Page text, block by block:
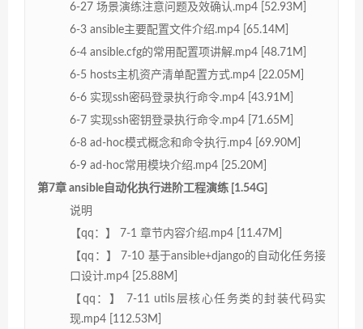
6-27 场景演练注意问题及效确认.mp4 [52.93M]
6-3 ansible主要配置文件介绍.mp4 [65.14M]
6-4 ansible.cfg的常用配置项讲解.mp4 [48.71M]
6-5 hosts主机资产清单配置方式.mp4 [22.05M]
6-6 实现ssh密码登录执行命令.mp4 [43.91M]
6-7 实现ssh密钥登录执行命令.mp4 [71.65M]
6-8 ad-hoc模式概念和命令执行.mp4 [69.90M]
6-9 ad-hoc常用模块介绍.mp4 [25.20M]
第7章 ansible自动化执行进阶工程演练 [1.54G]
说明
【qq：】 7-1 章节内容介绍.mp4 [11.47M]
【qq：】 7-10 基于ansible+django的自动化任务接
口设计.mp4 [25.88M]
【qq：】 7-11 utils层核心任务类的封装代码实
现.mp4 [112.53M]